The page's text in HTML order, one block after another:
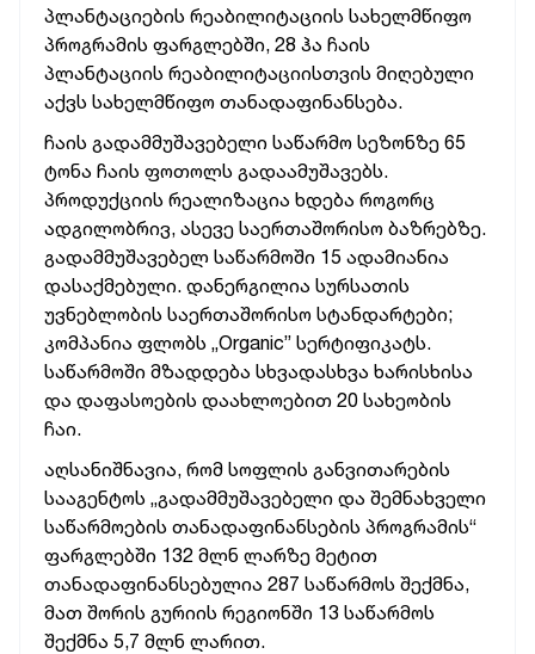
პლანტაციების რეაბილიტაციის სახელმწიფო
პროგრამის ფარგლებში, 28 ჰა ჩაის
პლანტაციის რეაბილიტაციისთვის მიღებული
აქვს სახელმწიფო თანადაფინანსება.
ჩაის გადამმუშავებელი საწარმო სეზონზე 65
ტონა ჩაის ფოთოლს გადაამუშავებს.
პროდუქციის რეალიზაცია ხდება როგორც
ადგილობრივ, ასევე საერთაშორისო ბაზრებზე.
გადამმუშავებელ საწარმოში 15 ადამიანია
დასაქმებული. დანერგილია სურსათის
უვნებლობის საერთაშორისო სტანდარტები;
კომპანია ფლობს „Organic” სერტიფიკატს.
საწარმოში მზადდება სხვადასხვა ხარისხისა
და დაფასოების დაახლოებით 20 სახეობის
ჩაი.
აღსანიშნავია, რომ სოფლის განვითარების
სააგენტოს „გადამმუშავებელი და შემნახველი
საწარმოების თანადაფინანსების პროგრამის“
ფარგლებში 132 მლნ ლარზე მეტით
თანადაფინანსებულია 287 საწარმოს შექმნა,
მათ შორის გურიის რეგიონში 13 საწარმოს
შექმნა 5,7 მლნ ლარით.